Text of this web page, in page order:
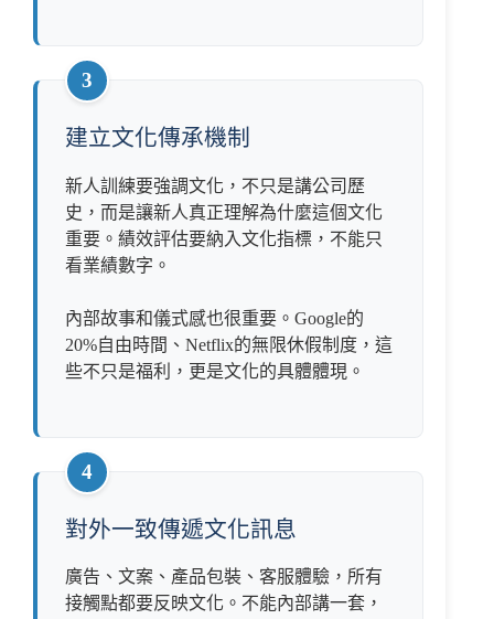
3
建立文化傳承機制
新人訓練要強調文化，不只是講公司歷
史，而是讓新人真正理解為什麼這個文化
重要。績效評估要納入文化指標，不能只
看業績數字。
內部故事和儀式感也很重要。Google的
20%自由時間、Netflix的無限休假制度，這
些不只是福利，更是文化的具體體現。
4
對外一致傳遞文化訊息
廣告、文案、產品包裝、客服體驗，所有
接觸點都要反映文化。不能內部講一套，